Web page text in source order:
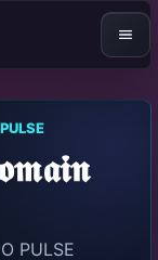
PULSE